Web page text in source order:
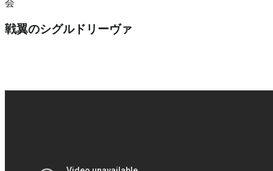
会
戦翼のシグルドリーヴァ